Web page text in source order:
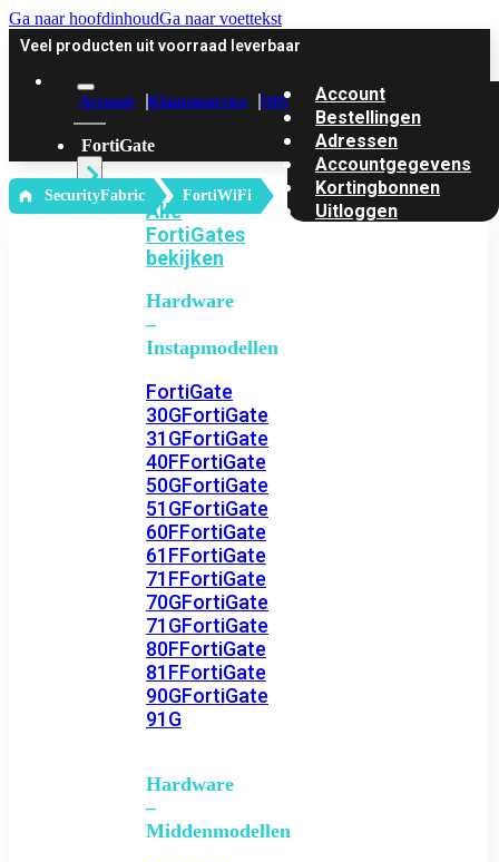
Ga naar hoofdinhoudGa naar voettekst
Veel producten uit voorraad leverbaar
Account Klantenservice Offerte
FortiGate
Alle
FortiGates
bekijken
Hardware
–
Instapmodellen
FortiGate
30GFortiGate
31GFortiGate
40FFortiGate
50GFortiGate
51GFortiGate
60FFortiGate
61FFortiGate
71FFortiGate
70GFortiGate
71GFortiGate
80FFortiGate
81FFortiGate
90GFortiGate
91G
Hardware
–
Middenmodellen
Account
Bestellingen
Adressen
Accountgegevens
Kortingbonnen
Uitloggen
‎ SecurityFabric FortiWiFi